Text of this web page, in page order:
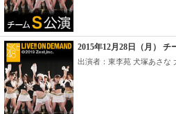
2015年12月28日（月）
出演者：東李苑 犬塚あさな